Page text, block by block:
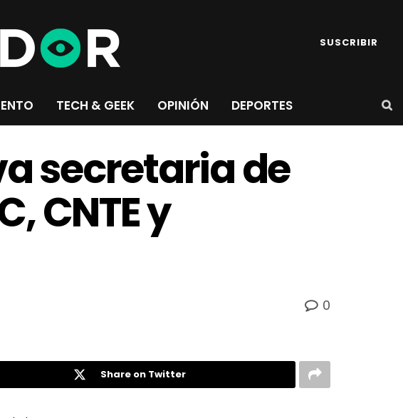
SUSCRIBIR
TECH & GEEK OPINIÓN DEPORTES
secretaria de
CNTE y
0
Share on Twitter